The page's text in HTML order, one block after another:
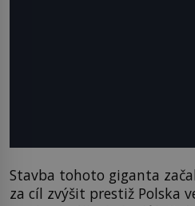
Stavba tohoto giganta
za cíl zvýšit prestiž Polska